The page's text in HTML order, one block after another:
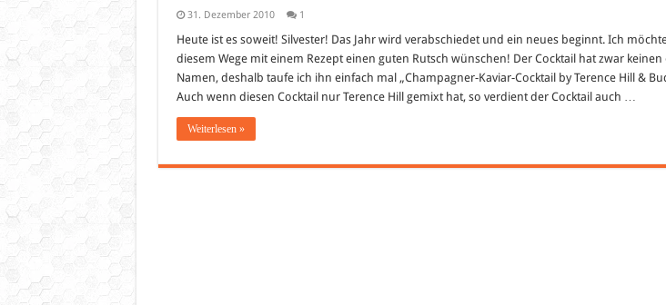
31. Dezember 2010 1
Heute ist es soweit! Silvester! Das Jahr wird verabschiedet und ein neues beginnt. Ich
diesem Wege mit einem Rezept einen guten Rutsch wünschen! Der Cocktail hat zwar keinen
Namen, deshalb taufe ich ihn einfach mal „Champagner-Kaviar-Cocktail by Terence Hill &
Auch wenn diesen Cocktail nur Terence Hill gemixt hat, so verdient der Cocktail auch …
Weiterlesen »